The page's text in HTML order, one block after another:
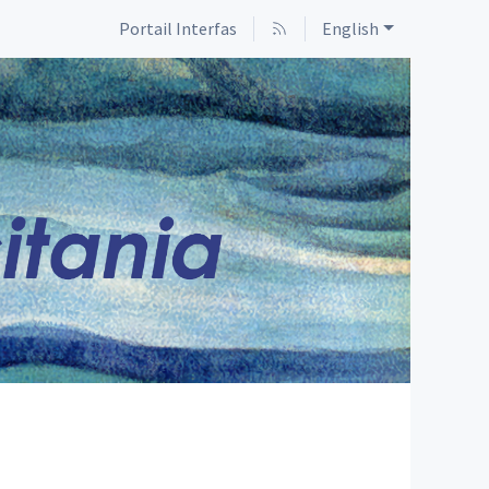
Portail Interfas English